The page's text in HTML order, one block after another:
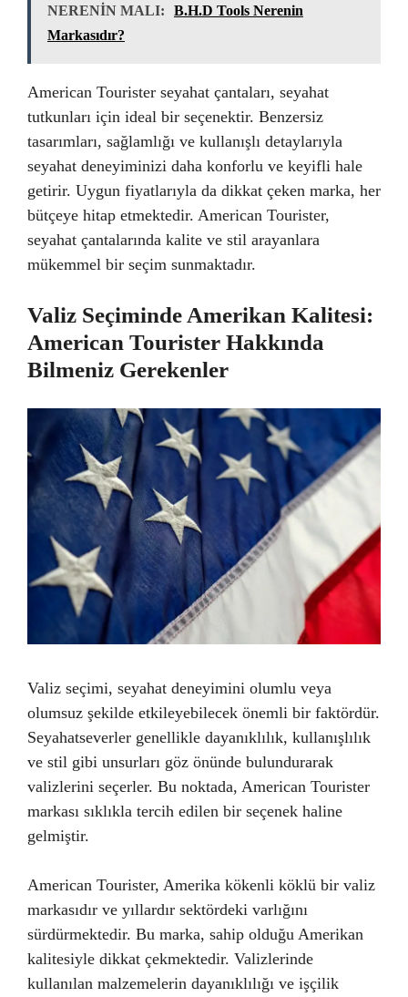
NERENİN MALI:
B.H.D Tools Nerenin
Markasıdır?
American Tourister seyahat çantaları, seyahat
tutkunları için ideal bir seçenektir. Benzersiz
tasarımları, sağlamlığı ve kullanışlı detaylarıyla
seyahat deneyiminizi daha konforlu ve keyifli hale
getirir. Uygun fiyatlarıyla da dikkat çeken marka, her
bütçeye hitap etmektedir. American Tourister,
seyahat çantalarında kalite ve stil arayanlara
mükemmel bir seçim sunmaktadır.
Valiz Seçiminde Amerikan Kalitesi:
American Tourister Hakkında
Bilmeniz Gerekenler
Valiz seçimi, seyahat deneyimini olumlu veya
olumsuz şekilde etkileyebilecek önemli bir faktördür.
Seyahatseverler genellikle dayanıklılık, kullanışlılık
ve stil gibi unsurları göz önünde bulundurarak
valizlerini seçerler. Bu noktada, American Tourister
markası sıklıkla tercih edilen bir seçenek haline
gelmiştir.
American Tourister, Amerika kökenli köklü bir valiz
markasıdır ve yıllardır sektördeki varlığını
sürdürmektedir. Bu marka, sahip olduğu Amerikan
kalitesiyle dikkat çekmektedir. Valizlerinde
kullanılan malzemelerin dayanıklılığı ve işçilik